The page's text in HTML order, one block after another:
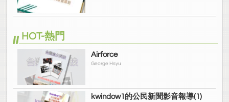
HOT-熱門
Airforce
George Hsyu
kwindow1的公民新聞影音報導(1)